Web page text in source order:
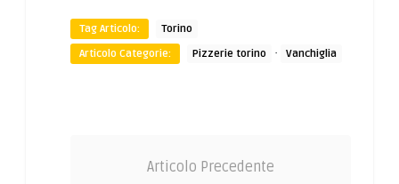
Tag Articolo:
Torino
Articolo Categorie:
Pizzerie torino · Vanchiglia
Articolo Precedente